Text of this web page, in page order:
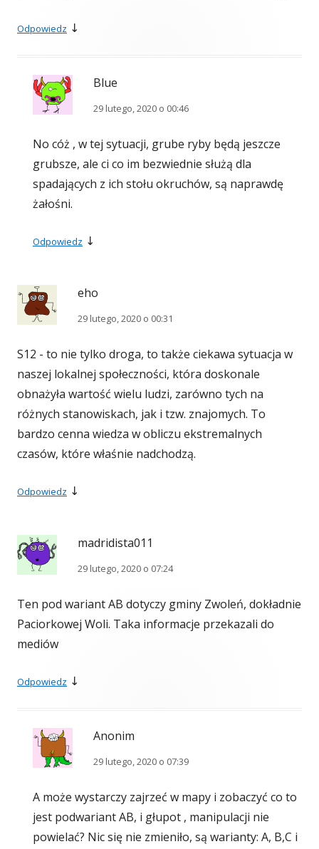
Odpowiedz ↓
Blue
29 lutego, 2020 o 00:46
No cóż , w tej sytuacji, grube ryby będą jeszcze
grubsze, ale ci co im bezwiednie służą dla
spadających z ich stołu okruchów, są naprawdę
żałośni.
Odpowiedz ↓
eho
29 lutego, 2020 o 00:31
S12 - to nie tylko droga, to także ciekawa sytuacja w
naszej lokalnej społeczności, która doskonale
obnażyła wartość wielu ludzi, zarówno tych na
różnych stanowiskach, jak i tzw. znajomych. To
bardzo cenna wiedza w obliczu ekstremalnych
czasów, które właśnie nadchodzą.
Odpowiedz ↓
madridista011
29 lutego, 2020 o 07:24
Ten pod wariant AB dotyczy gminy Zwoleń, dokładnie
Paciorkowej Woli. Taka informacje przekazali do
mediów
Odpowiedz ↓
Anonim
29 lutego, 2020 o 07:39
A może wystarczy zajrzeć w mapy i zobaczyć co to
jest podwariant AB, i głupot , manipulacji nie
powielać? Nic się nie zmieniło, są warianty: A, B,C i